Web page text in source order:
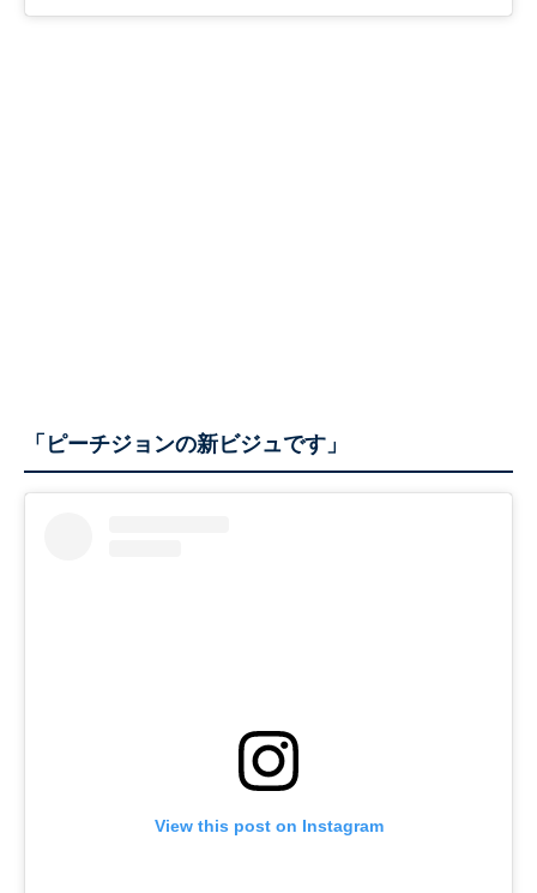
「ピーチジョンの新ビジュです」
View this post on Instagram